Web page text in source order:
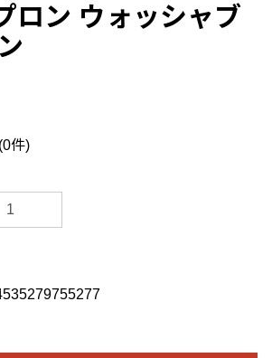
ロン ウォッシャブ
(0件)